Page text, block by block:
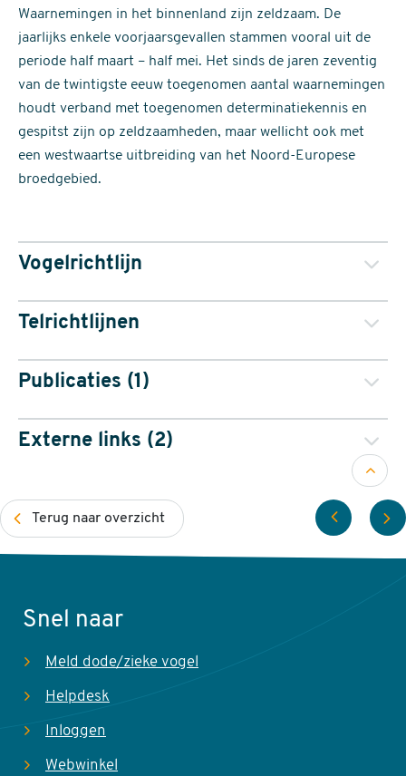
Waarnemingen in het binnenland zijn zeldzaam. De
jaarlijks enkele voorjaarsgevallen stammen vooral uit de
periode half maart – half mei. Het sinds de jaren zeventig
van de twintigste eeuw toegenomen aantal waarnemingen
houdt verband met toegenomen determinatiekennis en
gespitst zijn op zeldzaamheden, maar wellicht ook met
een westwaartse uitbreiding van het Noord-Europese
broedgebied.
Vogelrichtlijn
Van deze soort is geen Staat van Instandhouding
Er zijn geen gebieden aangewezen voor deze soort.
Telrichtlijnen
Publicaties (1)
Dwerggorzen in Nederland, klein maar fijn
Externe links (2)
waarneming.nl
Terug
boven
Terug naar overzicht Ortolaan
Snel naar
Meld dode/zieke vogel
Helpdesk
Inloggen
Webwinkel